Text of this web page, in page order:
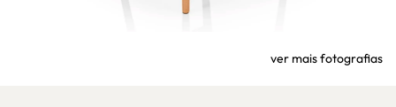
ver mais fotografias